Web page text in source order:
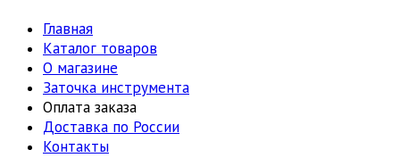
Главная
Каталог товаров
О магазине
Заточка инструмента
Оплата заказа
Доставка по России
Контакты